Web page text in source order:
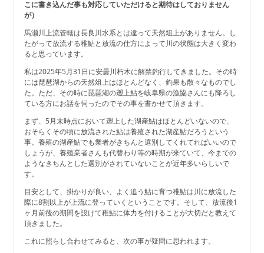
こに書き込んだ事も対応していただけると期待はしておりません
が）
馬瀬川上流管轄は長良川水系とは違って天然俎上がありません。し
たがって放流する稚鮎と放流の仕方によって川の状態は大きく変わ
ると思っています。
私は2025年5月31日に安曇川朽木に解禁釣行してきました。その時
には琵琶湖からの天然俎上はほとんどなく、釣果も散々なものでし
た。ただ、その時に琵琶湖の遡上鮎を岐阜県の漁協さんにも降ろし
ている方にお話を伺ったのでその事を書かせて頂きます。
まず、5月末時点において遡上した湖産鮎はほとんどいないので、
おそらくその頃に放流された鮎は養殖された湖産鮎だろうという
事。養殖の湖産鮎でも業者がきちんと選別してくれてればいいので
しょうが、養殖業者さんも代替わり等の時期が来ていて、今までの
ようなきちんとした選別がされていないことが近年多いらしいで
す。
目安として、掛かりが良い、よく追う鮎に育つ稚鮎は川に放流した
際に8割以上が上流に登っていくということです。そして、放流後1
ヶ月前後の期間を設けて稚鮎に体力を付けることが大切だと教えて
頂きました。
これに照らし合わせてみると、次の事が疑問に思われます。